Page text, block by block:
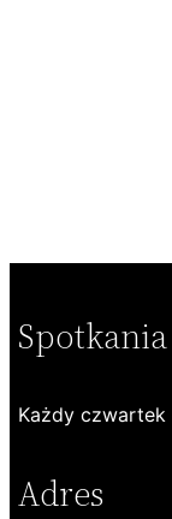
Każdy czwartek
Adres